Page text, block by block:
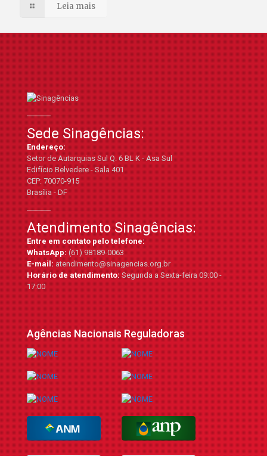
Leia mais
Sede Sinagências:
Endereço:
Setor de Autarquias Sul Q. 6 BL K - Asa Sul
Edifício Belvedere - Sala 401
CEP: 70070-915
Brasília - DF
Atendimento Sinagências:
Entre em contato pelo telefone:
WhatsApp:(61) 98189-0063
E-mail:atendimento@sinagencias.org.br
Horário de atendimento:Segunda a Sexta-feira 09:00 -
17:00
Agências Nacionais Reguladoras